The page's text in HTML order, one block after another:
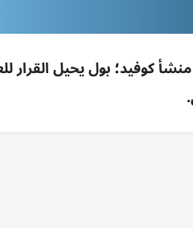
كوفيد؛ بول يحيل القرار